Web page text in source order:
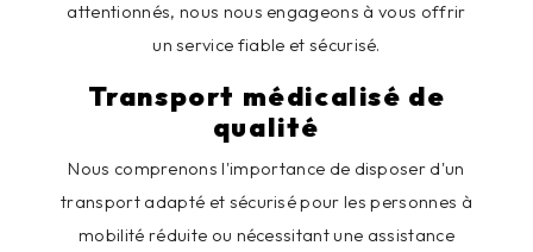
attentionnés, nous nous engageons à vous offrir
un service fiable et sécurisé.
Transport médicalisé de
qualité
Nous comprenons l'importance de disposer d'un
transport adapté et sécurisé pour les personnes à
mobilité réduite ou nécessitant une assistance